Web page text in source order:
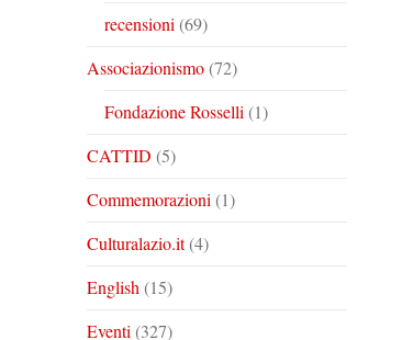
recensioni (69)
Associazionismo(72)
Fondazione Rosselli (1)
CATTID (5)
Commemorazioni (1)
Culturalazio.it(4)
English (15)
Eventi (327)